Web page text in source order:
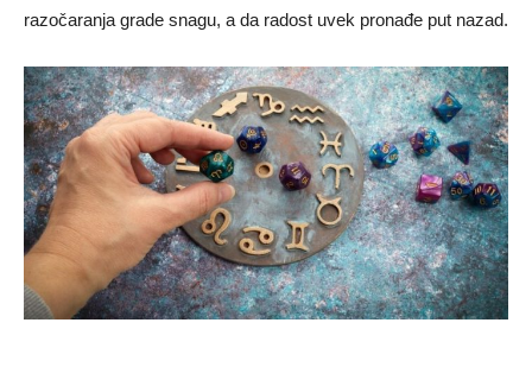
razočaranja grade snagu, a da radost uvek pronađe put nazad.